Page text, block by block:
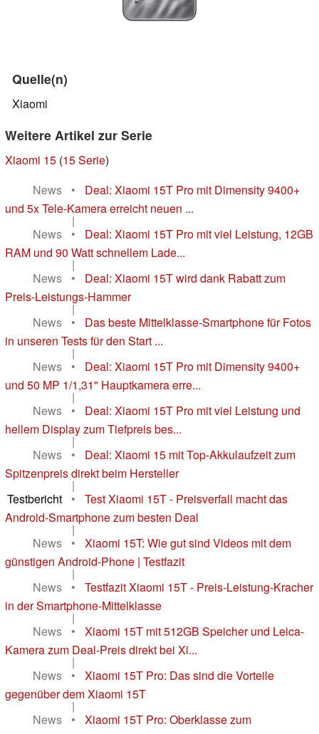
Quelle(n)
Xiaomi
Weitere Artikel zur Serie
Xiaomi 15 (15 Serie)
News
•
Deal: Xiaomi 15T Pro mit Dimensity 9400+
und 5x Tele-Kamera erreicht neuen ...
|
News
•
Deal: Xiaomi 15T Pro mit viel Leistung, 12GB
RAM und 90 Watt schnellem Lade...
|
News
•
Deal: Xiaomi 15T wird dank Rabatt zum
Preis-Leistungs-Hammer
|
News
•
Das beste Mittelklasse-Smartphone für Fotos
in unseren Tests für den Start ...
|
News
•
Deal: Xiaomi 15T Pro mit Dimensity 9400+
und 50 MP 1/1,31" Hauptkamera erre...
|
News
•
Deal: Xiaomi 15T Pro mit viel Leistung und
hellem Display zum Tiefpreis bes...
|
News
•
Deal: Xiaomi 15 mit Top-Akkulaufzeit zum
Spitzenpreis direkt beim Hersteller
|
Testbericht
•
Test Xiaomi 15T - Preisverfall macht das
Android-Smartphone zum besten Deal
|
News
•
Xiaomi 15T: Wie gut sind Videos mit dem
günstigen Android-Phone | Testfazit
|
News
•
Testfazit Xiaomi 15T - Preis-Leistung-Kracher
in der Smartphone-Mittelklasse
|
News
•
Xiaomi 15T mit 512GB Speicher und Leica-
Kamera zum Deal-Preis direkt bei Xi...
|
News
•
Xiaomi 15T Pro: Das sind die Vorteile
gegenüber dem Xiaomi 15T
|
News
•
Xiaomi 15T Pro: Oberklasse zum